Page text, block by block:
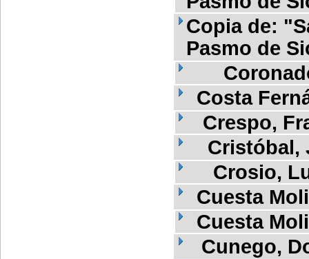
Copia de:
Pasmo de
Costa
Crespo,
Cristóbal,
Crosio,
Cuesta
Cuesta
Cunego,